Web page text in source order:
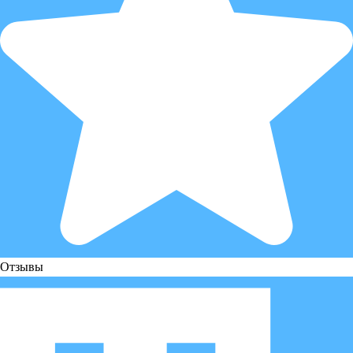
Отзывы